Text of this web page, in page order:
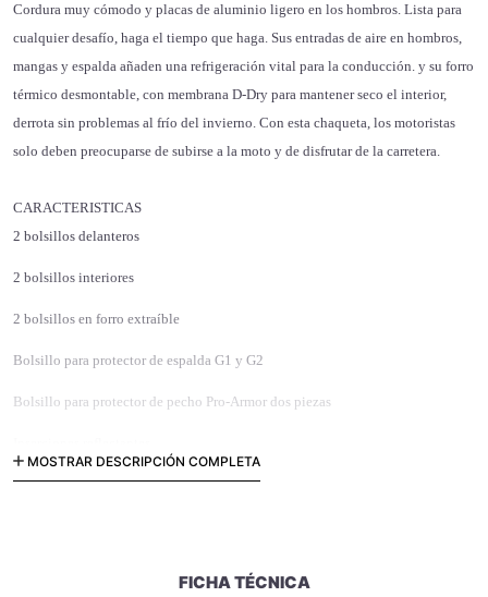
Cordura muy cómodo y placas de aluminio ligero en los hombros. Lista para
cualquier desafío, haga el tiempo que haga. Sus entradas de aire en hombros,
mangas y espalda añaden una refrigeración vital para la conducción. y su forro
térmico desmontable, con membrana D-Dry para mantener seco el interior,
derrota sin problemas al frío del invierno. Con esta chaqueta, los motoristas
solo deben preocuparse de subirse a la moto y de disfrutar de la carretera.
CARACTERISTICAS
2 bolsillos delanteros
2 bolsillos interiores
2 bolsillos en forro extraíble
Bolsillo para protector de espalda G1 y G2
Bolsillo para protector de pecho Pro-Armor dos piezas
Inserciones blandas
MOSTRAR DESCRIPCIÓN COMPLETA
FICHA TÉCNICA